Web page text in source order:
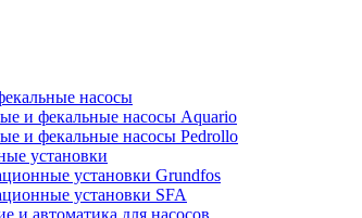
насосы
и фекальные насосы Aquario
и фекальные насосы Pedrollo
установки
установки Grundfos
установки SFA